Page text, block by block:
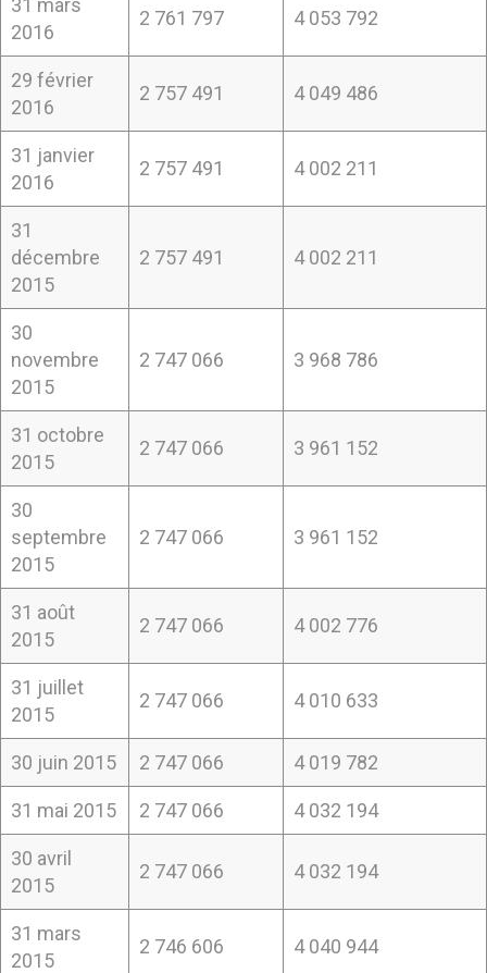
31 mars
2016
2 761 797 4 053 792
29 février
2016
2 757 491 4 049 486
31 janvier
2016
2 757 491 4 002 211
31
décembre
2015
2 757 491 4 002 211
30
novembre
2015
2 747 066 3 968 786
31 octobre
2015
2 747 066 3 961 152
30
septembre
2015
2 747 066 3 961 152
31 août
2015
2 747 066 4 002 776
31 juillet
2015
2 747 066 4 010 633
30 juin 2015 2 747 066 4 019 782
31 mai 2015 2 747 066 4 032 194
30 avril
2015
2 747 066 4 032 194
31 mars
2015
2 746 606 4 040 944